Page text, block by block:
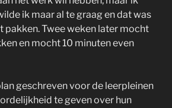
ik maar al te graag en dat was
pakken. Twee weken later mocht
en mocht 10 minuten even
geschreven voor de leerpleinen
te geven over hun